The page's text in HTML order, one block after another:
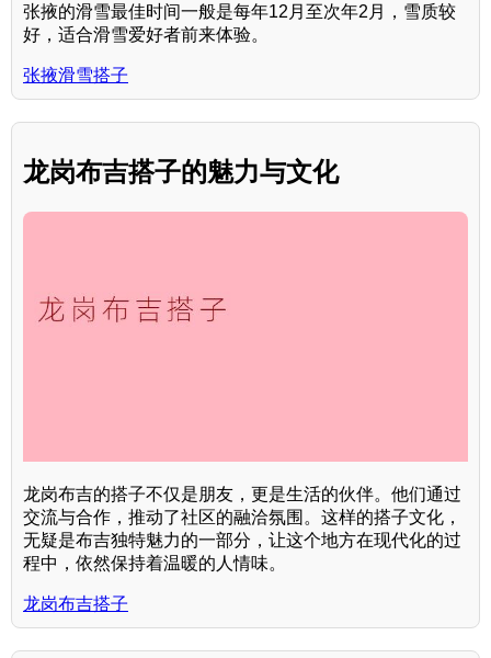
张掖的滑雪最佳时间一般是每年12月至次年2月，雪质较
好，适合滑雪爱好者前来体验。
张掖滑雪搭子
龙岗布吉搭子的魅力与文化
龙岗布吉的搭子不仅是朋友，更是生活的伙伴。他们通过
交流与合作，推动了社区的融洽氛围。这样的搭子文化，
无疑是布吉独特魅力的一部分，让这个地方在现代化的过
程中，依然保持着温暖的人情味。
龙岗布吉搭子